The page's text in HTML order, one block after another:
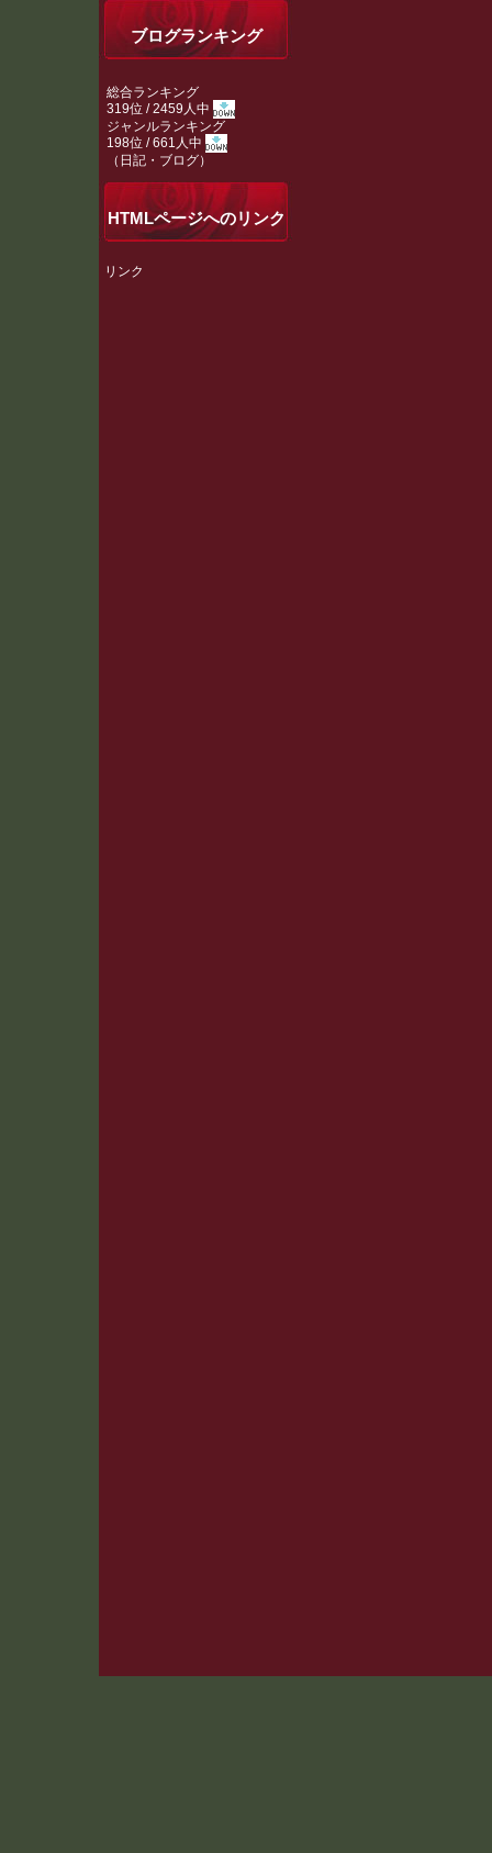
ブログランキング
総合ランキング
319位 / 2459人中
ジャンルランキング
198位 / 661人中
（ 日記・ブログ）
HTMLページへのリンク
リンク